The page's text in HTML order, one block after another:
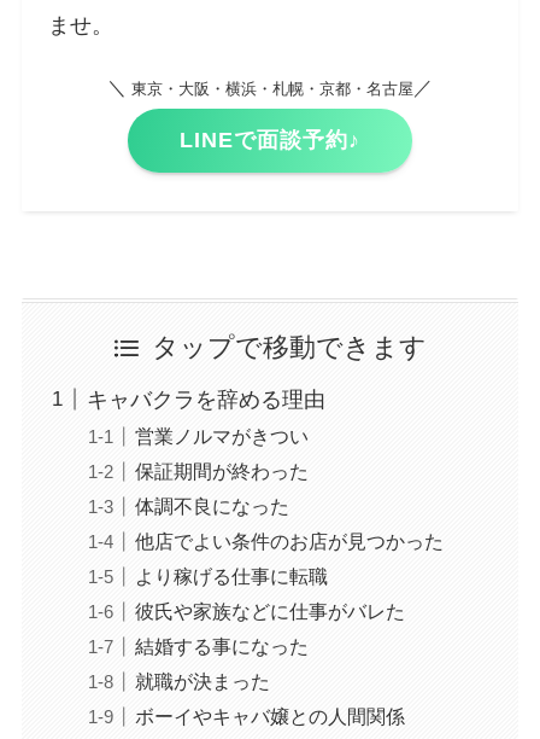
ませ。
＼ 東京・大阪・横浜・札幌・京都・名古屋 ／
LINEで面談予約♪
タップで移動できます
キャバクラを辞める理由
営業ノルマがきつい
保証期間が終わった
体調不良になった
他店でよい条件のお店が見つかった
より稼げる仕事に転職
彼氏や家族などに仕事がバレた
結婚する事になった
就職が決まった
ボーイやキャバ嬢との人間関係